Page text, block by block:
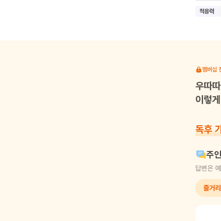
먹는
그런 상
적응력
멤버십
우따따
이렇
독후
주
답변은
줄거